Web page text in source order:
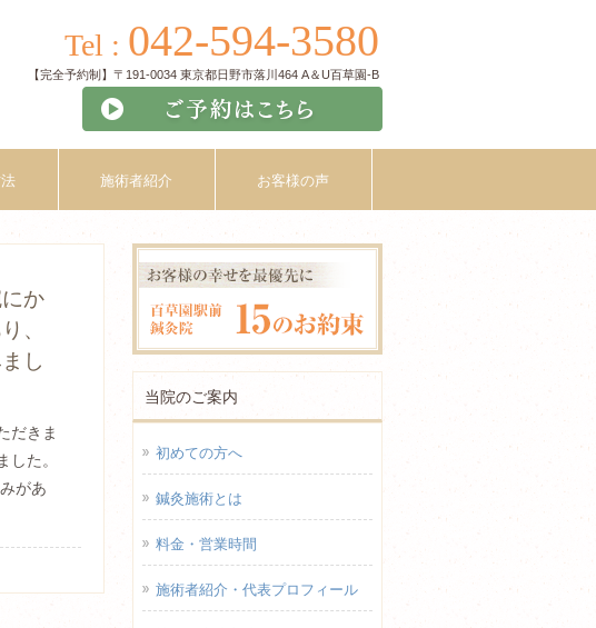
Tel : 042-594-3580
【完全予約制】〒191-0034 東京都日野市落川464 A＆U百草園-B
施術者紹介 お客様の声
か
、
し
だきま
た。
があ
当院のご案内
初めての方へ
鍼灸施術とは
料金・営業時間
施術者紹介・代表プロフィール